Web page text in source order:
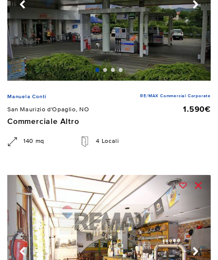
Manuela Conti RE/MAX Commercial Corporate
San Maurizio d'Opaglio, NO
1.590€
Commerciale Altro
140 mq 4 Locali